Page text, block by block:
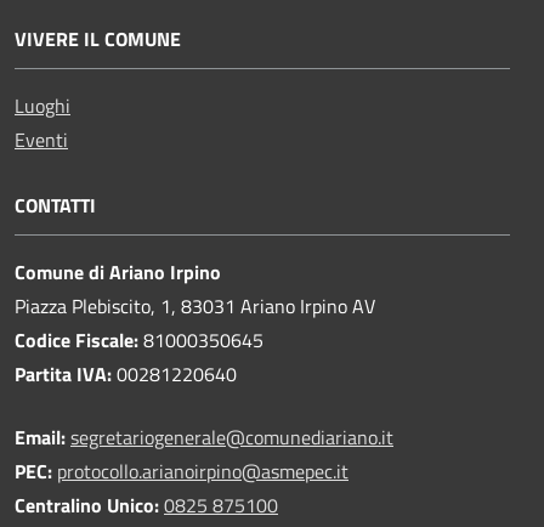
VIVERE IL COMUNE
Luoghi
Eventi
CONTATTI
Comune di Ariano Irpino
Piazza Plebiscito, 1, 83031 Ariano Irpino AV
Codice Fiscale:81000350645
Partita IVA:00281220640
Email:segretariogenerale@comunediariano.it
PEC: protocollo.arianoirpino@asmepec.it
Centralino Unico:0825 875100